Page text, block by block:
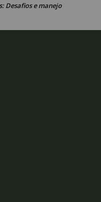
Desafios e manejo